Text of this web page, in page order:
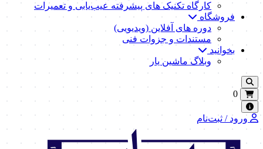
کارگاه تکنیک‌ های پیشرفته عیب‌یابی و تعمیرات
فروشگاه
دوره های آفلاین (ویدیویی)
مستندات و جزوات فنی
بخوانید
وبلاگ ماشین یار
0
ورود / ثبت‌نام